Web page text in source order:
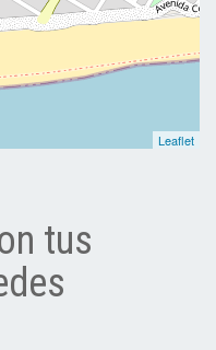
Leaflet
tus